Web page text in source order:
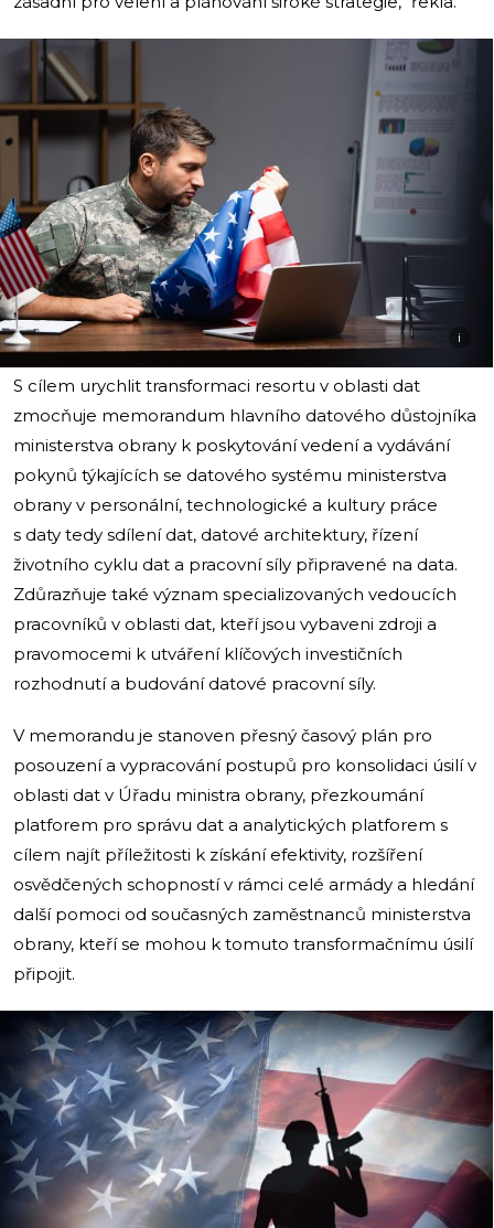
i
S cílem urychlit transformaci resortu v oblasti dat
zmocňuje memorandum hlavního datového důstojníka
ministerstva obrany k poskytování vedení a vydávání
pokynů týkajících se datového systému ministerstva
obrany v personální, technologické a kultury práce
s daty tedy sdílení dat, datové architektury, řízení
životního cyklu dat a pracovní síly připravené na data.
Zdůrazňuje také význam specializovaných vedoucích
pracovníků v oblasti dat, kteří jsou vybaveni zdroji a
pravomocemi k utváření klíčových investičních
rozhodnutí a budování datové pracovní síly.
V memorandu je stanoven přesný časový plán pro
posouzení a vypracování postupů pro konsolidaci úsilí v
oblasti dat v Úřadu ministra obrany, přezkoumání
platforem pro správu dat a analytických platforem s
cílem najít příležitosti k získání efektivity, rozšíření
osvědčených schopností v rámci celé armády a hledání
další pomoci od současných zaměstnanců ministerstva
obrany, kteří se mohou k tomuto transformačnímu úsilí
připojit.